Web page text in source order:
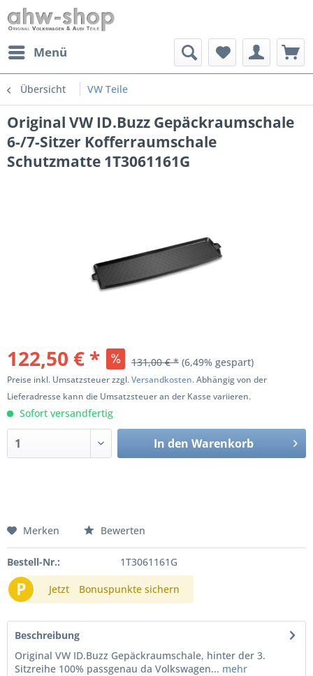
Menü
Übersicht VW Teile
Original VW ID.Buzz Gepäckraumschale
6-/7-Sitzer Kofferraumschale
Schutzmatte 1T3061161G
122,50 € * 131,00 € * (6,49% gespart)
Preise inkl. Umsatzsteuer zzgl.Versandkosten. Abhängig von der
Lieferadresse kann die Umsatzsteuer an der Kasse variieren.
Sofort versandfertig
In den Warenkorb
Merken Bewerten
Bestell-Nr.: 1T3061161G
P Jetzt Bonuspunkte sichern
Beschreibung
Original VW ID.Buzz Gepäckraumschale, hinter der 3.
Sitzreihe 100% passgenau da Volkswagen... mehr